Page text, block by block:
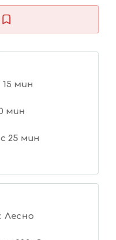
15 мин
мин
25 мин
Лесно